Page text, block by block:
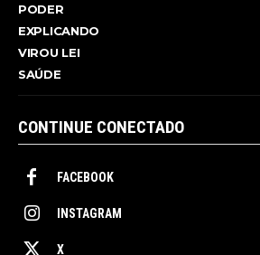
PODER
EXPLICANDO
VIROU LEI
SAÚDE
CONTINUE CONECTADO
FACEBOOK
INSTAGRAM
X